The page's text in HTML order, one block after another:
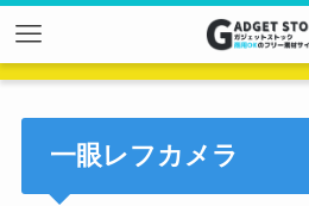
一眼レフカメラ